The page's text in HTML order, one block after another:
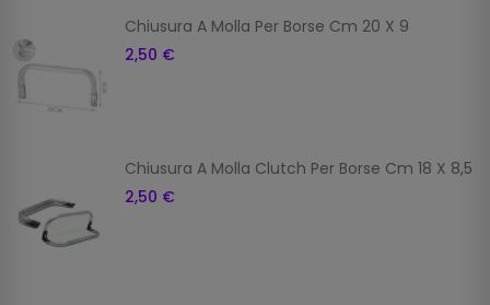
Chiusura A Molla Per Borse Cm 20 X 9
2,50 €
Chiusura A Molla Clutch Per Borse Cm 18 X 8,5
2,50 €